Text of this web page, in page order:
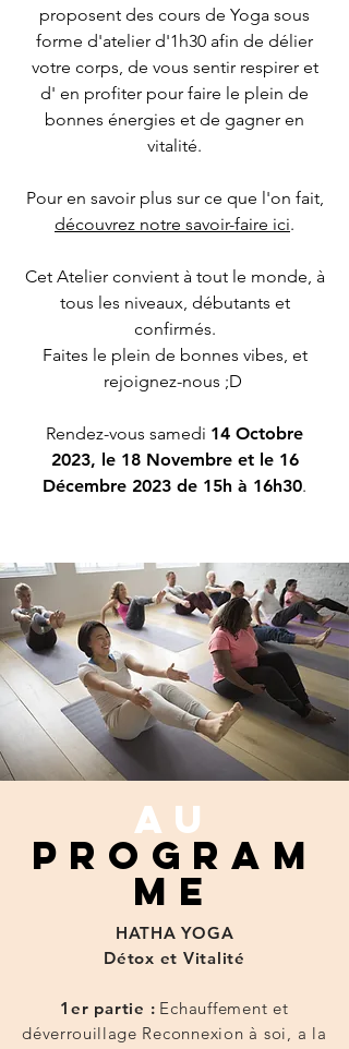
proposent des cours de Yoga sous
forme d'atelier d'1h30 afin de délier
votre corps, de vous sentir respirer et
d' en profiter pour faire le plein de
bonnes énergies et de gagner en
vitalité.
Pour en savoir plus sur ce que l'on fait,
découvrez notre savoir-faire ici.
Cet Atelier convient à tout le monde, à
tous les niveaux, débutants et
confirmés.
Faites le plein de bonnes vibes, et
rejoignez-nous ;D
Rendez-vous samedi 14 Octobre
2023, le 18 Novembre et le 16
Décembre 2023 de 15h à 16h30.
AU
PROGRAM
ME
HATHA YOGA
Détox et Vitalité
1er partie : Echauffement et
déverrouillage Reconnexion à soi, a la